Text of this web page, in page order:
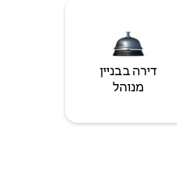
דירה בבניין
מנוהל